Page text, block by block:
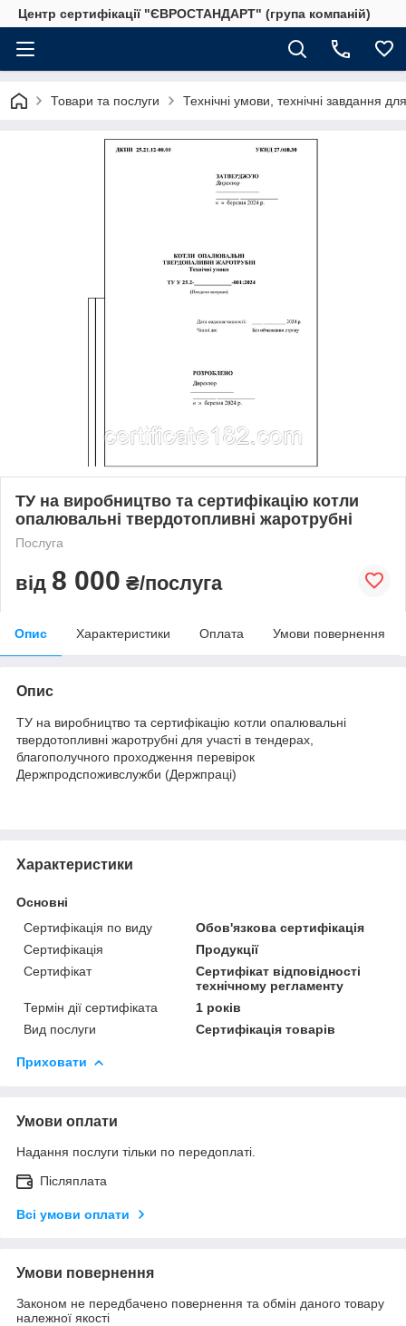
Центр сертифікації "ЄВРОСТАНДАРТ" (група компаній)
Товари та послуги Технічні умови, технічні завдання
ТУ на виробництво та сертифікацію котли
опалювальні твердотопливні жаротрубні
Послуга
від 8 000 ₴/послуга
Опис Характеристики Оплата Умови повернення
Опис
ТУ на виробництво та сертифікацію котли опалювальні
твердотопливні жаротрубні для участі в тендерах,
благополучного проходження перевірок
Держпродспоживслужби (Держпраці)
Характеристики
Основні
Сертифікація по виду
Обов'язкова сертифікація
Сертифікація
Продукції
Сертифікат
Сертифікат відповідності
технічному регламенту
Термін дії сертифіката
1 років
Вид послуги
Сертифікація товарів
Приховати
Умови оплати
Надання послуги тільки по передоплаті.
Післяплата
Всі умови оплати
Умови повернення
Законом не передбачено повернення та обмін даного товару
належної якості